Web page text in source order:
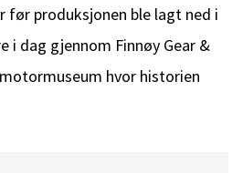
før produksjonen ble lagt ned i
i dag gjennom Finnøy Gear &
hvor historien